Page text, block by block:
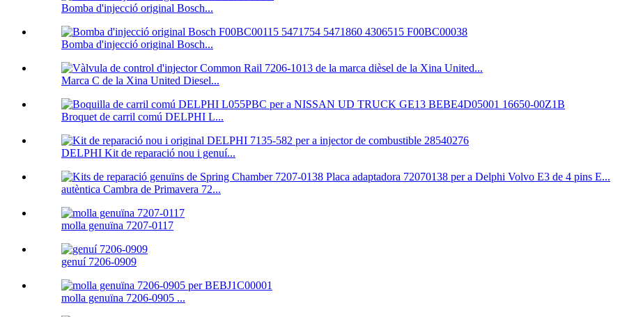
Bomba d'injecció original Bosch...
Bomba d'injecció original Bosch...
Marca C de la Xina United Diesel...
Broquet de carril comú DELPHI L...
DELPHI Kit de reparació nou i genuí...
autèntica Cambra de Primavera 72...
molla genuïna 7207-0117
genuí 7206-0909
molla genuïna 7206-0905 ...